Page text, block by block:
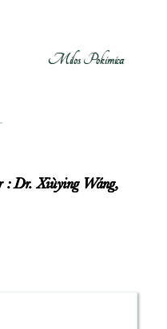
Milos Pokimica
: Dr. Xiùying Wáng,